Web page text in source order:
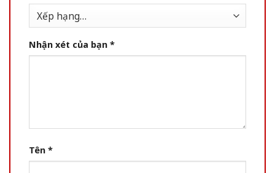
Nhận xét của bạn *
Tên *